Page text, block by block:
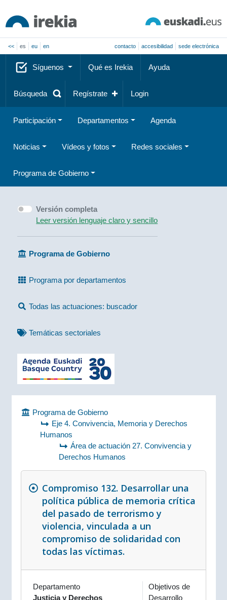
<< es eu en contacto accesibilidad sede electrónica
Síguenos Qué es Irekia Ayuda
Búsqueda Regístrate Login
Participación Departamentos Agenda
Noticias Vídeos y fotos Redes sociales
Programa de Gobierno
Versión completa
Leer versión lenguaje claro y sencillo
Programa de Gobierno
Programa por departamentos
Todas las actuaciones: buscador
Temáticas sectoriales
Programa de Gobierno
Eje 4. Convivencia, Memoria y Derechos
Humanos
Área de actuación 27. Convivencia y
Derechos Humanos
Compromiso 132. Desarrollar una
política pública de memoria crítica
del pasado de terrorismo y
violencia, vinculada a un
compromiso de solidaridad con
todas las víctimas.
Departamento
Justicia y Derechos
Objetivos de
Desarrollo